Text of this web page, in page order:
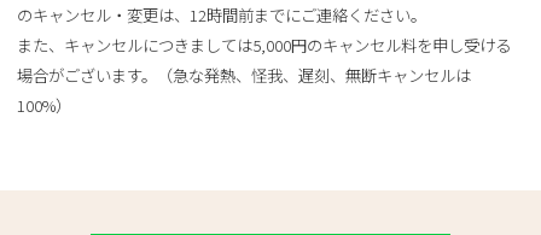
のキャンセル・変更は、12時間前までにご連絡ください。
また、キャンセルにつきましては5,000円のキャンセル料を申し受ける
場合がございます。（急な発熱、怪我、遅刻、無断キャンセルは
100%）